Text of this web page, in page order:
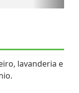
lavanderia e